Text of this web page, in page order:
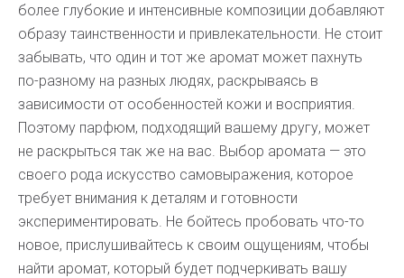
более глубокие и интенсивные композиции добавляют
образу таинственности и привлекательности. Не стоит
забывать, что один и тот же аромат может пахнуть
по-разному на разных людях, раскрываясь в
зависимости от особенностей кожи и восприятия.
Поэтому парфюм, подходящий вашему другу, может
не раскрыться так же на вас. Выбор аромата — это
своего рода искусство самовыражения, которое
требует внимания к деталям и готовности
экспериментировать. Не бойтесь пробовать что-то
новое, прислушивайтесь к своим ощущениям, чтобы
найти аромат, который будет подчеркивать вашу